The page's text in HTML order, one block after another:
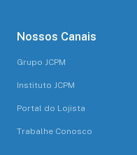
Nossos Canais
Grupo JCPM
Instituto JCPM
Portal do Lojista
Trabalhe Conosco